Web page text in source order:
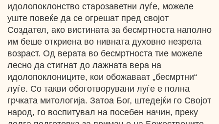
идолопоклонство старозаветни луѓе, можеле
уште повеќе да се огрешат пред својот
Создател, ако вистината за бесмртноста наполно
им беше откриена во нивната духовно незрела
возраст. Од верата во бесмртноста тие можеле
лесно да стигнат до лажната вера на
идолопоклониците, кои обожаваат „бесмртни“
луѓе. Со такви обоготворувани луѓе е полна
грчката митологија. Затоа Бог, штедејќи го Својот
народ, го воспитувал на посебен начин, преку